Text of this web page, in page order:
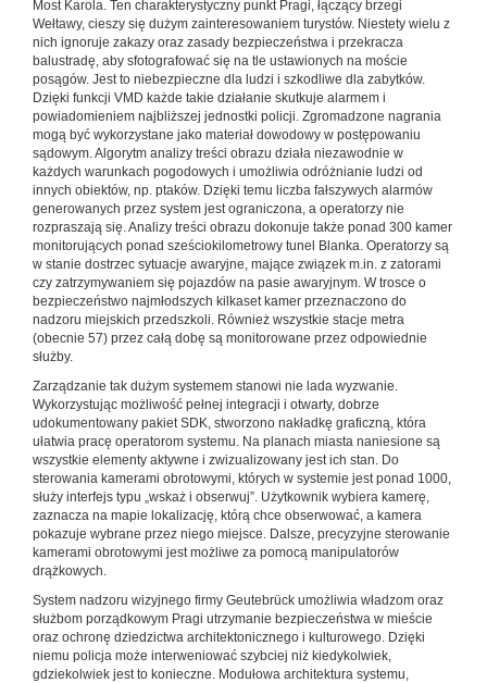
Most Karola. Ten charakterystyczny punkt Pragi, łączący brzegi
Wełtawy, cieszy się dużym zainteresowaniem turystów. Niestety wielu z
nich ignoruje zakazy oraz zasady bezpieczeństwa i przekracza
balustradę, aby sfotografować się na tle ustawionych na moście
posągów. Jest to niebezpieczne dla ludzi i szkodliwe dla zabytków.
Dzięki funkcji VMD każde takie działanie skutkuje alarmem i
powiadomieniem najbliższej jednostki policji. Zgromadzone nagrania
mogą być wykorzystane jako materiał dowodowy w postępowaniu
sądowym. Algorytm analizy treści obrazu działa niezawodnie w
każdych warunkach pogodowych i umożliwia odróżnianie ludzi od
innych obiektów, np. ptaków. Dzięki temu liczba fałszywych alarmów
generowanych przez system jest ograniczona, a operatorzy nie
rozpraszają się. Analizy treści obrazu dokonuje także ponad 300 kamer
monitorujących ponad sześciokilometrowy tunel Blanka. Operatorzy są
w stanie dostrzec sytuacje awaryjne, mające związek m.in. z zatorami
czy zatrzymywaniem się pojazdów na pasie awaryjnym. W trosce o
bezpieczeństwo najmłodszych kilkaset kamer przeznaczono do
nadzoru miejskich przedszkoli. Również wszystkie stacje metra
(obecnie 57) przez całą dobę są monitorowane przez odpowiednie
służby.
Zarządzanie tak dużym systemem stanowi nie lada wyzwanie.
Wykorzystując możliwość pełnej integracji i otwarty, dobrze
udokumentowany pakiet SDK, stworzono nakładkę graficzną, która
ułatwia pracę operatorom systemu. Na planach miasta naniesione są
wszystkie elementy aktywne i zwizualizowany jest ich stan. Do
sterowania kamerami obrotowymi, których w systemie jest ponad 1000,
służy interfejs typu „wskaż i obserwuj”. Użytkownik wybiera kamerę,
zaznacza na mapie lokalizację, którą chce obserwować, a kamera
pokazuje wybrane przez niego miejsce. Dalsze, precyzyjne sterowanie
kamerami obrotowymi jest możliwe za pomocą manipulatorów
drążkowych.
System nadzoru wizyjnego firmy Geutebrück umożliwia władzom oraz
służbom porządkowym Pragi utrzymanie bezpieczeństwa w mieście
oraz ochronę dziedzictwa architektonicznego i kulturowego. Dzięki
niemu policja może interweniować szybciej niż kiedykolwiek,
gdziekolwiek jest to konieczne. Modułowa architektura systemu,